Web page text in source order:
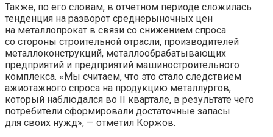
Также, по его словам, в отчетном периоде сложилась
тенденция на разворот среднерыночных цен
на металлопрокат в связи со снижением спроса
со стороны строительной отрасли, производителей
металлоконструкций, металлообрабатывающих
предприятий и предприятий машиностроительного
комплекса. «Мы считаем, что это стало следствием
ажиотажного спроса на продукцию металлургов,
который наблюдался во II квартале, в результате чего
потребители сформировали достаточные запасы
для своих нужд», — отметил Коржов.